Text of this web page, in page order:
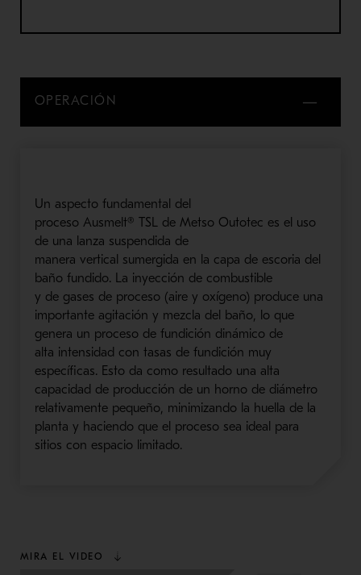
OPERACIÓN
Un aspecto fundamental del
proceso Ausmelt® TSL de Metso Outotec es el uso
de una lanza suspendida de
manera vertical sumergida en la capa de escoria del
baño fundido. La inyección de combustible
y de gases de proceso (aire y oxígeno) produce una
importante agitación y mezcla del baño, lo que
genera un proceso de fundición dinámico de
alta intensidad con tasas de fundición muy
específicas. Esto da como resultado una alta
capacidad de producción de un horno de diámetro
relativamente pequeño, minimizandola huella de la
planta y haciendo que el proceso sea ideal para
sitios con espacio limitado.
MIRA EL VIDEO